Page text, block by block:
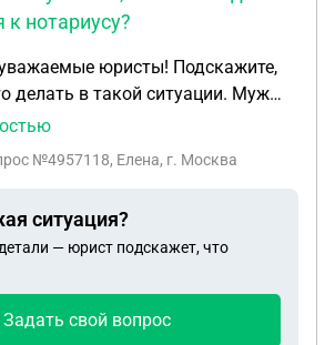
нотариусу?
юристы! Подскажите,
в такой ситуации. Муж
1/3 земельного участка в
праве собственности его
наследственное дело не
не вступал. Нужно ли что-
либо отказ, например, от этих
притязаний на участок, эта земля
№4957118, Елена, г. Москва
ситуация?
— юрист подскажет, что
Задать свой вопрос